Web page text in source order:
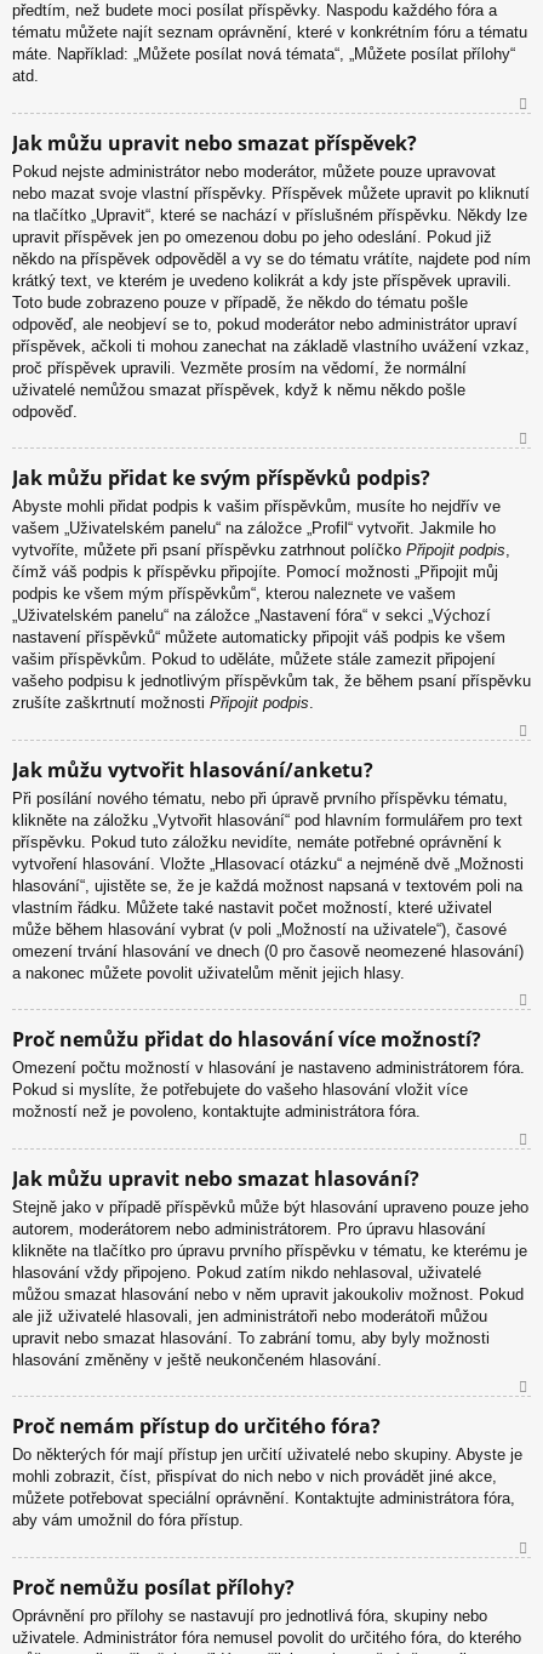
předtím, než budete moci posílat příspěvky. Naspodu každého fóra a
tématu můžete najít seznam oprávnění, které v konkrétním fóru a tématu
máte. Například: „Můžete posílat nová témata“, „Můžete posílat přílohy“
atd.
u
Jak můžu upravit nebo smazat příspěvek?
Pokud nejste administrátor nebo moderátor, můžete pouze upravovat
nebo mazat svoje vlastní příspěvky. Příspěvek můžete upravit po kliknutí
na tlačítko „Upravit“, které se nachází v příslušném příspěvku. Někdy lze
upravit příspěvek jen po omezenou dobu po jeho odeslání. Pokud již
někdo na příspěvek odpověděl a vy se do tématu vrátíte, najdete pod ním
krátký text, ve kterém je uvedeno kolikrát a kdy jste příspěvek upravili.
Toto bude zobrazeno pouze v případě, že někdo do tématu pošle
odpověď, ale neobjeví se to, pokud moderátor nebo administrátor upraví
příspěvek, ačkoli ti mohou zanechat na základě vlastního uvážení vzkaz,
proč příspěvek upravili. Vezměte prosím na vědomí, že normální
uživatelé nemůžou smazat příspěvek, když k němu někdo pošle
odpověď.
Jak můžu přidat ke svým příspěvků podpis?
Abyste mohli přidat podpis k vašim příspěvkům, musíte ho nejdřív ve
vašem „Uživatelském panelu“ na záložce „Profil“ vytvořit. Jakmile ho
vytvoříte, můžete při psaní příspěvku zatrhnout políčko Připojit podpis,
čímž váš podpis k příspěvku připojíte. Pomocí možnosti „Připojit můj
podpis ke všem mým příspěvkům“, kterou naleznete ve vašem
„Uživatelském panelu“ na záložce „Nastavení fóra“ v sekci „Výchozí
nastavení příspěvků“ můžete automaticky připojit váš podpis ke všem
vašim příspěvkům. Pokud to uděláte, můžete stále zamezit připojení
vašeho podpisu k jednotlivým příspěvkům tak, že během psaní příspěvku
zrušíte zaškrtnutí možnosti Připojit podpis.
u
Jak můžu vytvořit hlasování/anketu?
Při posílání nového tématu, nebo při úpravě prvního příspěvku tématu,
klikněte na záložku „Vytvořit hlasování“ pod hlavním formulářem pro text
příspěvku. Pokud tuto záložku nevidíte, nemáte potřebné oprávnění k
vytvoření hlasování. Vložte „Hlasovací otázku“ a nejméně dvě „Možnosti
hlasování“, ujistěte se, že je každá možnost napsaná v textovém poli na
vlastním řádku. Můžete také nastavit počet možností, které uživatel
může během hlasování vybrat (v poli „Možností na uživatele“), časové
omezení trvání hlasování ve dnech (0 pro časově neomezené hlasování)
a nakonec můžete povolit uživatelům měnit jejich hlasy.
or
Proč nemůžu přidat do hlasování více možností?
Omezení počtu možností v hlasování je nastaveno administrátorem fóra.
Pokud si myslíte, že potřebujete do vašeho hlasování vložit více
možností než je povoleno, kontaktujte administrátora fóra.
or
Jak můžu upravit nebo smazat hlasování?
Stejně jako v případě příspěvků může být hlasování upraveno pouze jeho
autorem, moderátorem nebo administrátorem. Pro úpravu hlasování
klikněte na tlačítko pro úpravu prvního příspěvku v tématu, ke kterému je
hlasování vždy připojeno. Pokud zatím nikdo nehlasoval, uživatelé
můžou smazat hlasování nebo v něm upravit jakoukoliv možnost. Pokud
ale již uživatelé hlasovali, jen administrátoři nebo moderátoři můžou
upravit nebo smazat hlasování. To zabrání tomu, aby byly možnosti
hlasování změněny v ještě neukončeném hlasování.
or
Proč nemám přístup do určitého fóra?
Do některých fór mají přístup jen určití uživatelé nebo skupiny. Abyste je
mohli zobrazit, číst, přispívat do nich nebo v nich provádět jiné akce,
můžete potřebovat speciální oprávnění. Kontaktujte administrátora fóra,
aby vám umožnil do fóra přístup.
u
Proč nemůžu posílat přílohy?
Oprávnění pro přílohy se nastavují pro jednotlivá fóra, skupiny nebo
uživatele. Administrátor fóra nemusel povolit do určitého fóra, do kterého